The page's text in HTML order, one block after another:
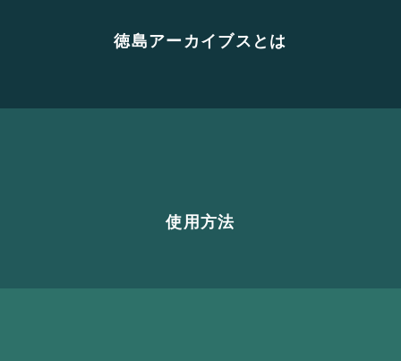
徳島アーカイブスとは
使用方法